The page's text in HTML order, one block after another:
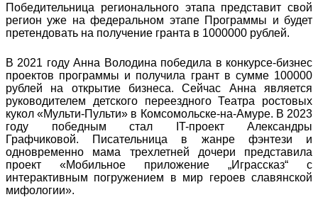
Победительница регионального этапа представит свой
регион уже на федеральном этапе Программы и будет
претендовать на получение гранта в 1000000 рублей.
В 2021 году Анна Володина победила в конкурсе-бизнес
проектов программы и получила грант в сумме 100000
рублей на открытие бизнеса. Сейчас Анна является
руководителем детского переездного Театра ростовых
кукол «Мульти-Пульти» в Комсомольске-на-Амуре. В 2023
году победным стал IT-проект Александры
Графчиковой. Писательница в жанре фэнтези и
одновременно мама трехлетней дочери представила
проект «Мобильное приложение „Играссказ“ с
интерактивным погружением в мир героев славянской
мифологии».